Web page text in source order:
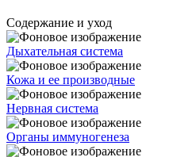
Содержание и уход
Дыхательная система
Кожа и ее производные
Нервная система
Органы иммуногенеза